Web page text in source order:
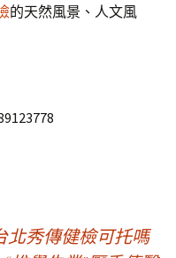
的天然風景、人文風
北秀傳健檢可托嗎